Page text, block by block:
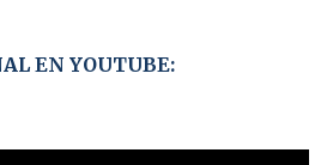
EN YOUTUBE: